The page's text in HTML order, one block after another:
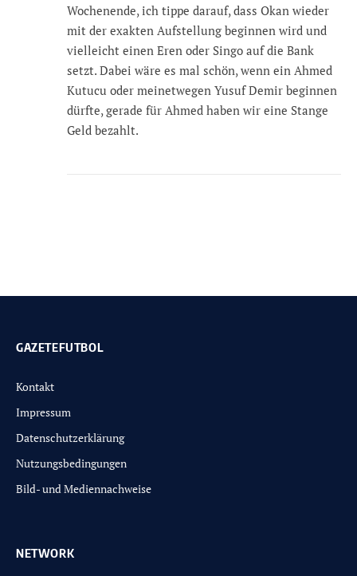
Wochenende, ich tippe darauf, dass Okan wieder
mit der exakten Aufstellung beginnen wird und
vielleicht einen Eren oder Singo auf die Bank
setzt. Dabei wäre es mal schön, wenn ein Ahmed
Kutucu oder meinetwegen Yusuf Demir beginnen
dürfte, gerade für Ahmed haben wir eine Stange
Geld bezahlt.
GAZETEFUTBOL
Kontakt
Impressum
Datenschutzerklärung
Nutzungsbedingungen
Bild- und Mediennachweise
NETWORK